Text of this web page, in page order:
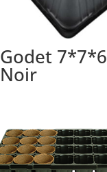
Godet 7*7*6
Noir